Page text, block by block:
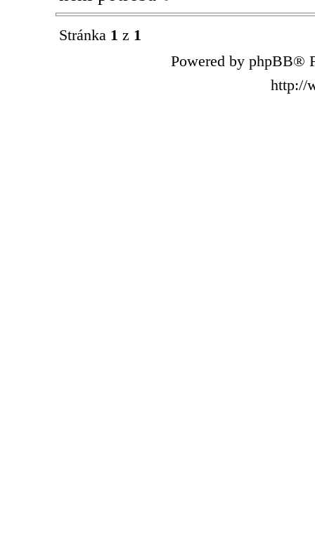
Stránka 1 z 1
Powered by phpBB®
http://